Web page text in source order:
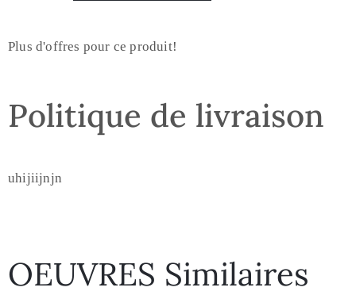
Plus d'offres pour ce produit!
Politique de livraison
uhijiijnjn
OEUVRES Similaires